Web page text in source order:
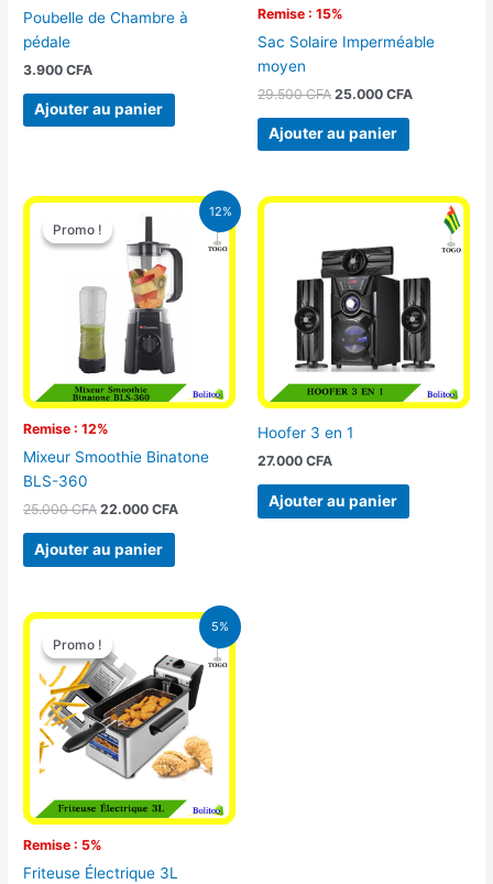
Poubelle de Chambre à
pédale
3.900CFA
Ajouter au panier
Remise : 15%
Sac Solaire Imperméable
moyen
29.500CFA 25.000 CFA
Ajouter au panier
12%
Promo !
Remise : 12%
Promo !
Mixeur Smoothie Binatone
BLS-360
25.000CFA
Le
prix
initial
était :
25.000 CFA.
22.000CFA
Le
prix
actuel
est :
Ajouter au panier
Hoofer 3 en 1
27.000 CFA
Ajouter au panier
5%
Promo !
Remise : 5%
Promo !
Friteuse Électrique 3L
Le
initial
était :
39.000 CFA.
Le
prix
actuel
est :
37.000 CFA.